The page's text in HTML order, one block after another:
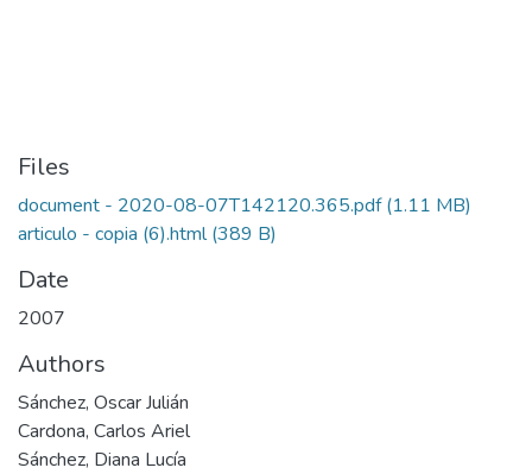
Files
document - 2020-08-07T142120.365.pdf(1.11 MB)
articulo - copia (6).html(389 B)
Date
2007
Authors
Sánchez, Oscar Julián
Cardona, Carlos Ariel
Sánchez, Diana Lucía